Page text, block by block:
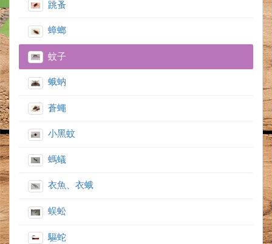
跳蚤
蟑螂
蚊子
蛾蚋
蒼蠅
小黑蚊
螞蟻
衣魚、衣蛾
蜈蚣
驅蛇